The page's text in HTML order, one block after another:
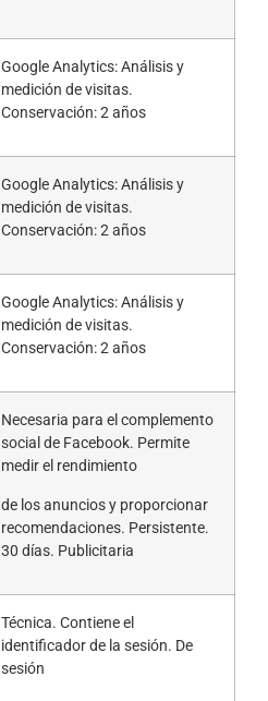
Google Analytics: Análisis y
medición de visitas.
Conservación: 2 años
Google Analytics: Análisis y
medición de visitas.
Conservación: 2 años
Google Analytics: Análisis y
medición de visitas.
Conservación: 2 años
Necesaria para el complemento
social de Facebook. Permite
medir el rendimiento
de los anuncios y proporcionar
recomendaciones. Persistente.
30 días. Publicitaria
Técnica. Contiene el
identificador de la sesión. De
sesión